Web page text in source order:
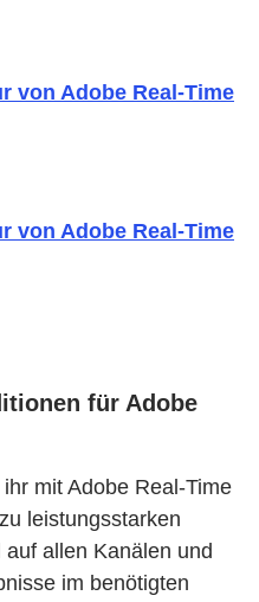
von Adobe Real-Time
von Adobe Real-Time
für Adobe
mit Adobe Real-Time
leistungsstarken
allen Kanälen und
im benötigten